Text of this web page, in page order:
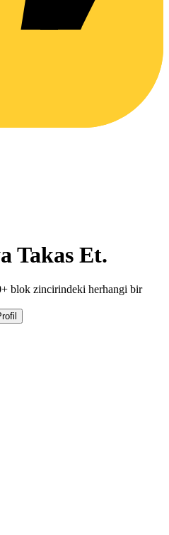
Takas Et.
blok zincirindeki herhangi bir